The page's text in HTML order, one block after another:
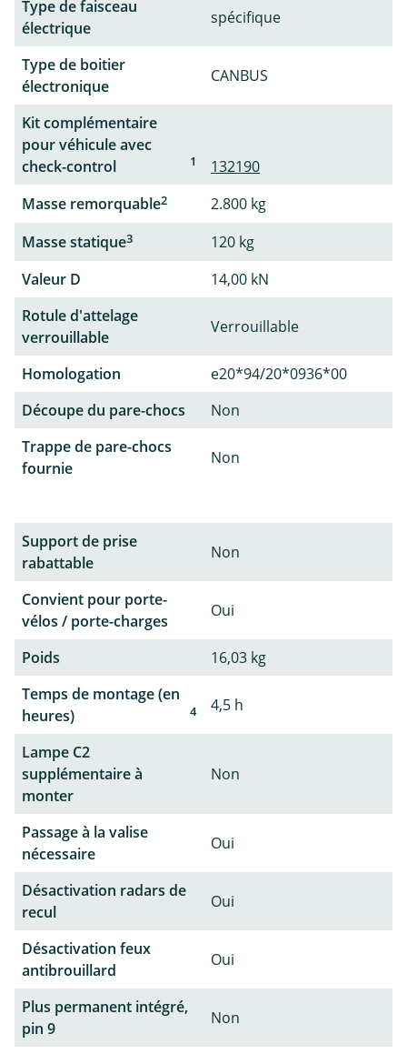
Type de faisceau
électrique
spécifique
Type de boitier
électronique
CANBUS
Kit complémentaire
pour véhicule avec
check-control
1
132190
Masse remorquable2
2.800 kg
Masse statique3
120 kg
Valeur D
14,00 kN
Rotule d'attelage
verrouillable
Verrouillable
Homologation
e20*94/20*0936*00
Découpe du pare-chocs
Non
Trappe de pare-chocs
fournie
Non
Support de prise
rabattable
Non
Convient pour porte-
vélos / porte-charges
Oui
Poids
16,03 kg
Temps de montage (en
heures)
4 4,5 h
Lampe C2
supplémentaire à
monter
Non
Passage à la valise
nécessaire
Oui
Désactivation radars de
recul
Oui
Désactivation feux
antibrouillard
Oui
Plus permanent intégré,
pin 9
Non